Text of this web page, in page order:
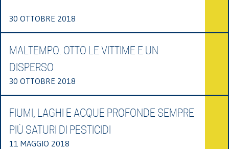
30 OTTOBRE 2018
MALTEMPO. OTTO LE VITTIME E UN
DISPERSO
30 OTTOBRE 2018
FIUMI, LAGHI E ACQUE PROFONDE SEMPRE
PIÙ SATURI DI PESTICIDI
11 MAGGIO 2018